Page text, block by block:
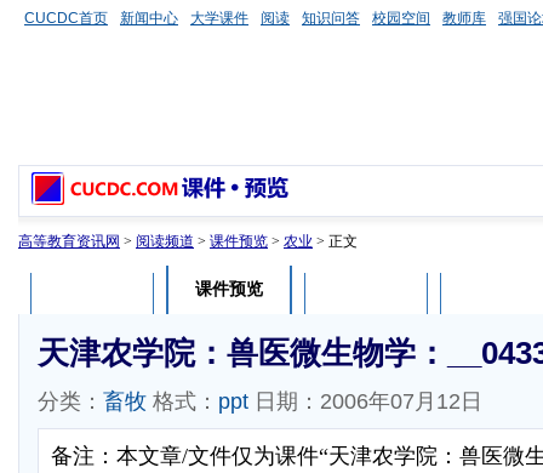
CUCDC首页 新闻中心 大学课件 阅读 知识问答 校园空间 教师库 强国
高等教育资讯网 > 阅读频道 > 课件预览 > 农业 > 正文
课件预览
天津农学院：兽医微生物学：
分类： 畜牧 格式： ppt 日期：2006年07月12日
备注：本文章/文件仅为课件“天津农学院：兽医微